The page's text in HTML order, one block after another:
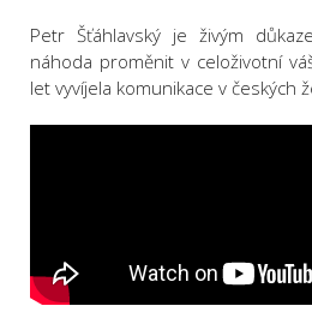
Petr Šťáhlavský je živým
náhoda proměnit v celoživotní
let vyvíjela komunikace v českých